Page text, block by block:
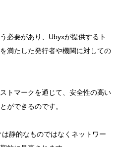
必要があり、Ubyxが提供するト
満たした発行者や機関に対しての
トマークを通じて、安全性の高い
ができるのです。
静的なものではなくネットワー